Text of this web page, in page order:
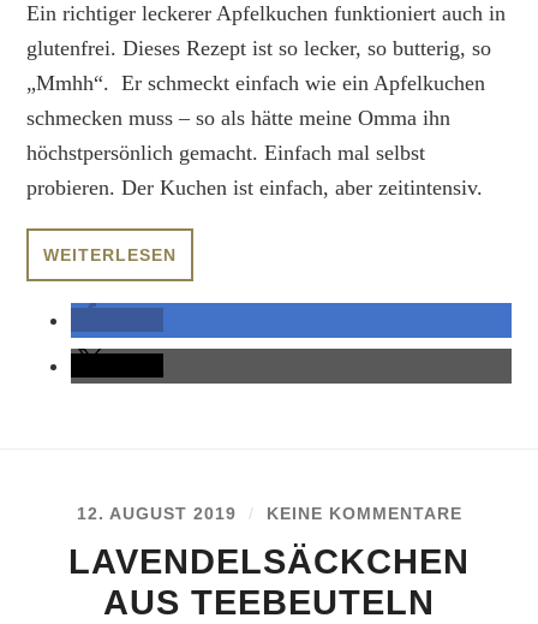
Ein richtiger leckerer Apfelkuchen funktioniert auch in
glutenfrei. Dieses Rezept ist so lecker, so butterig, so
„Mmhh“. Er schmeckt einfach wie ein Apfelkuchen
schmecken muss – so als hätte meine Omma ihn
höchstpersönlich gemacht. Einfach mal selbst
probieren. Der Kuchen ist einfach, aber zeitintensiv.
WEITERLESEN
12. AUGUST 2019 / KEINE KOMMENTARE
LAVENDELSÄCKCHEN
AUS TEEBEUTELN